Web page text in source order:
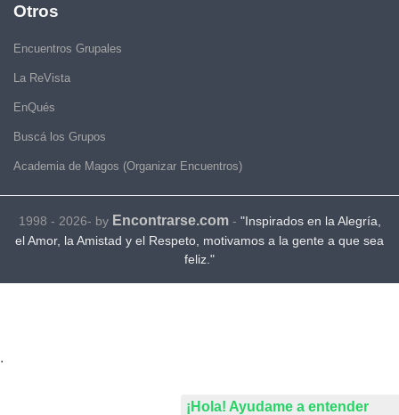
¡Hola! Ayudame a entender
Otros
Encuentros Grupales
La ReVista
EnQués
Buscá los Grupos
Academia de Magos (Organizar Encuentros)
1998 - 2026- by Encontrarse.com- "Inspirados en la Alegría,
el Amor, la Amistad y el Respeto, motivamos a la gente a que sea
feliz."
.